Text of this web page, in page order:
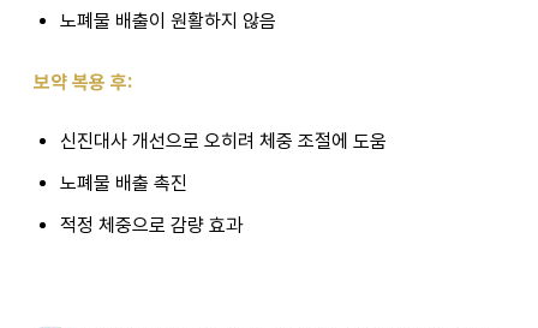
노폐물 배출이 원활하지 않음
보약 복용 후:
신진대사 개선으로 오히려 체중 조절에 도움
노폐물 배출 촉진
적정 체중으로 감량 효과